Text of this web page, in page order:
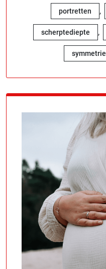
portretten ,
scherptediepte ,
symmetrie